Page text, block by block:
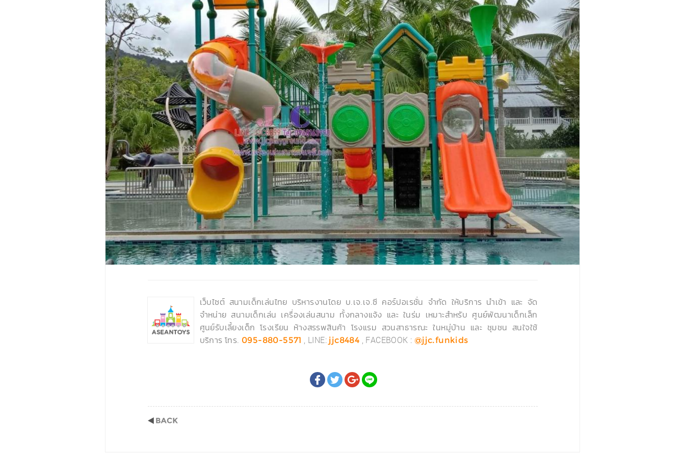
เว็บไซต์ สนามเด็กเล่นไทย บริหารงานโดย บ.เจ.เจ.ซี คอร์ปอเรชั่น จำกัด ให้บริการ นำเข้า และ จัด
จำหน่าย สนามเด็กเล่น เครื่องเล่นสนาม ทั้งกลางแจ้ง และ ในร่ม เหมาะสำหรับ ศูนย์พัฒนาเด็กเล็ก
ศูนย์รับเลี้ยงเด็ก โรงเรียน ห้างสรรพสินค้า โรงแรม สวนสาธารณะ ในหมู่บ้าน และ ชุมชน สนใจใช้
บริการ โทร. 095-880-5571 , LINE: jjc8484 , FACEBOOK : @jjc.funkids